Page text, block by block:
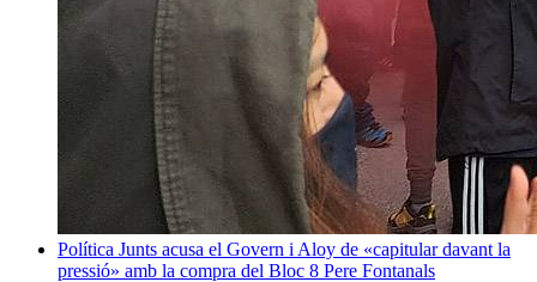
Política Junts acusa el Govern i Aloy de «capitular davant la
pressió» amb la compra del Bloc 8 Pere Fontanals